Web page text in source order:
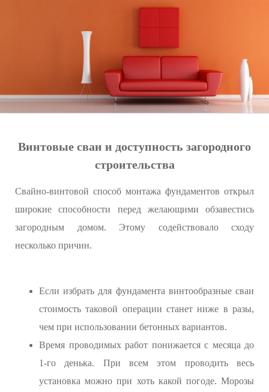
Винтовые сваи и доступность загородного
строительства
Свайно-винтовой способ монтажа фундаментов открыл
широкие способности перед желающими обзавестись
загородным домом. Этому содействовало сходу
несколько причин.
Если избрать для фундамента винтообразные сваи
стоимость таковой операции станет ниже в разы,
чем при использовании бетонных вариантов.
Время проводимых работ понижается с месяца до
1-го денька. При всем этом проводить весь
установка можно при хоть какой погоде. Морозы